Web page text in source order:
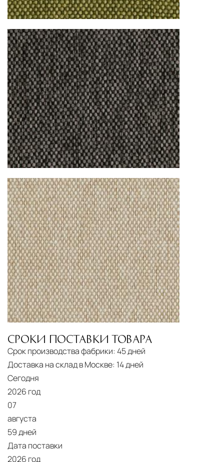
СРОКИ ПОСТАВКИ ТОВАРА
Срок производства фабрики: 45 дней
Доставка на склад в Москве: 14 дней
Сегодня
2026 год
07
августа
59 дней
Дата поставки
2026 год